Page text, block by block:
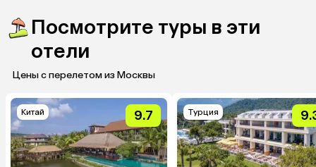
Посмотрите туры в эти
отели
Цены с перелетом из Москвы
Китай 9.7 Турция